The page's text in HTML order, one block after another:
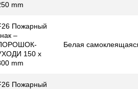
mm
Пожарный
–
150 x
mm
Белая
Пожарный